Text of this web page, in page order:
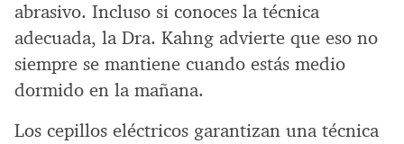
abrasivo. Incluso si conoces la técnica
adecuada, la Dra. Kahng advierte que eso no
siempre se mantiene cuando estás medio
dormido en la mañana.
Los cepillos eléctricos garantizan una técnica